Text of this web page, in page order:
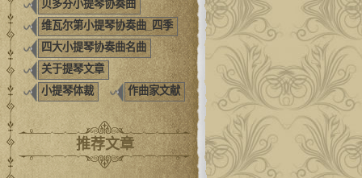
贝多芬小提琴协奏曲
维瓦尔第小提琴协奏曲_四季
四大小提琴协奏曲名曲
关于提琴文章
小提琴体裁
作曲家文献
推荐文章